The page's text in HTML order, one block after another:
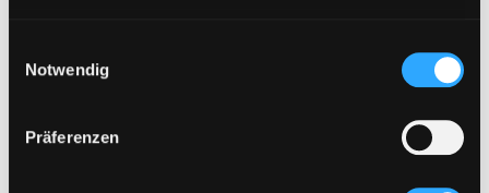
Notwendig
Präferenzen